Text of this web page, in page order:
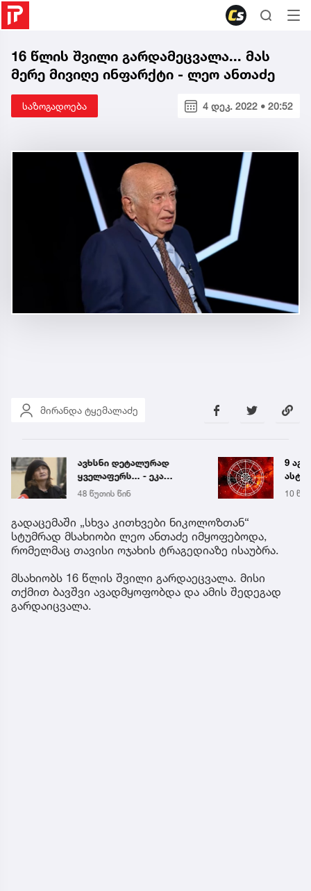
16 წლის შვილი გარდამეცვალა... მას
მერე მივიღე ინფარქტი - ლეო ანთაძე
საზოგადოება 4 დეკ. 2022 • 20:52
მირანდა ტყემალაძე
ავხსნი დეტალურად
ყველაფერს... - ეკა
კუპატაძე ნია იმნაძესთან
დაკავშირებით
სოციალურ ქსელში
დასმულ შეკითხვებს
პასუხობს
48 წუთის წინ
9
10
გადაცემაში „სხვა კითხვები ნიკოლოზთან“
სტუმრად მსახიობი ლეო ანთაძე იმყოფებოდა,
რომელმაც თავისი ოჯახის ტრაგედიაზე ისაუბრა.
მსახიობს 16 წლის შვილი გარდაეცვალა. მისი
თქმით ბავშვი ავადმყოფობდა და ამის შედეგად
გარდაიცვალა.